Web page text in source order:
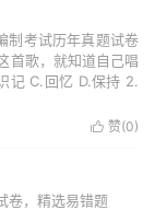
制考试历年真题试卷
首歌，就知道自己唱
记 C.回忆 D.保持 2.
 赞(0)
卷，精选易错题